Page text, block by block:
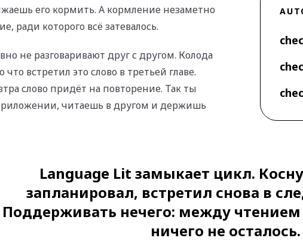
его кормить. А кормление незаметно
ради которого всё затевалось.
не разговаривают друг с другом. Колода
что встретил это слово в третьей главе.
слово придёт на повторение. Так ты
читаешь в другом и держишь
Language Lit замыкает цикл.
запланировал, встретил снова в
Поддерживать нечего: между
ничего не осталось.